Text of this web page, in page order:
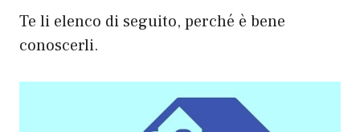
Te li elenco di seguito, perché è bene
conoscerli.